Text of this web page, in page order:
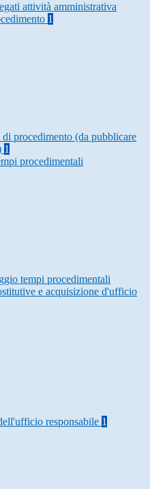
attività amministrativa
1
procedimento (da pubblicare
1
procedimentali
tempi procedimentali
e acquisizione d'ufficio
responsabile 1